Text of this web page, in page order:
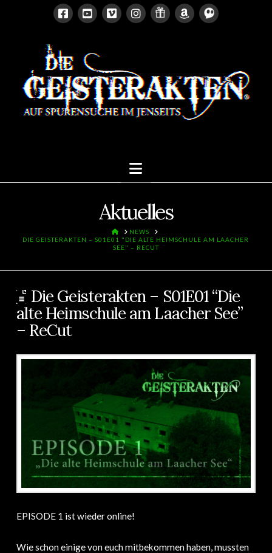
Navigation
Aktuelles
HOMENEWS
DIE GEISTERAKTEN – S01E01 "DIE ALTE HEIMSCHULE AM LAACHER
SEE" – RECUT
Die Geisterakten – S01E01 “Die
alte Heimschule am Laacher See”
– ReCut
EPISODE 1 ist wieder online!
Wie schon einige von euch mitbekommen haben, mussten